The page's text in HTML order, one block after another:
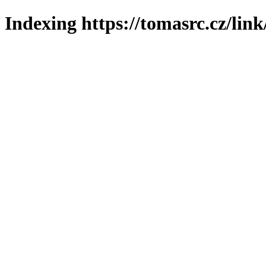
Indexing https://tomasrc.cz/